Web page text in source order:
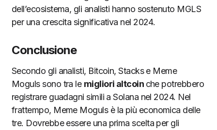
dell’ecosistema, gli analisti hanno sostenuto MGLS
per una crescita significativa nel 2024.
Conclusione
Secondo gli analisti, Bitcoin, Stacks e Meme
Moguls sono tra le migliori altcoin che potrebbero
registrare guadagni simili a Solana nel 2024. Nel
frattempo, Meme Moguls è la più economica delle
tre. Dovrebbe essere una prima scelta per gli